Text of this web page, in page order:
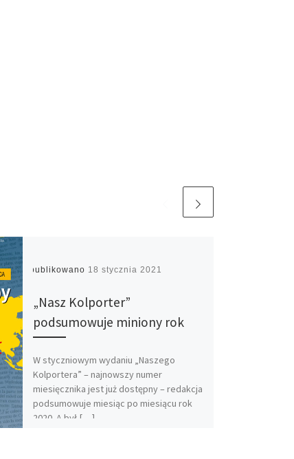
Opublikowano 18 stycznia 2021
„Nasz Kolporter”
podsumowuje miniony rok
W styczniowym wydaniu „Naszego
Kolportera” – najnowszy numer
miesięcznika jest już dostępny – redakcja
podsumowuje miesiąc po miesiącu rok
2020. A był […]